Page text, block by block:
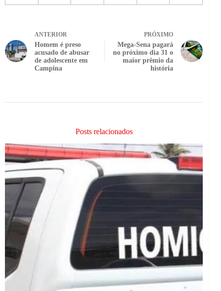
ANTERIOR
Homem é preso
acusado de abusar
de adolescente em
Campina
PRÓXIMO
Mega-Sena pagará
no próximo dia 31 o
maior prêmio da
história
Posts relacionados